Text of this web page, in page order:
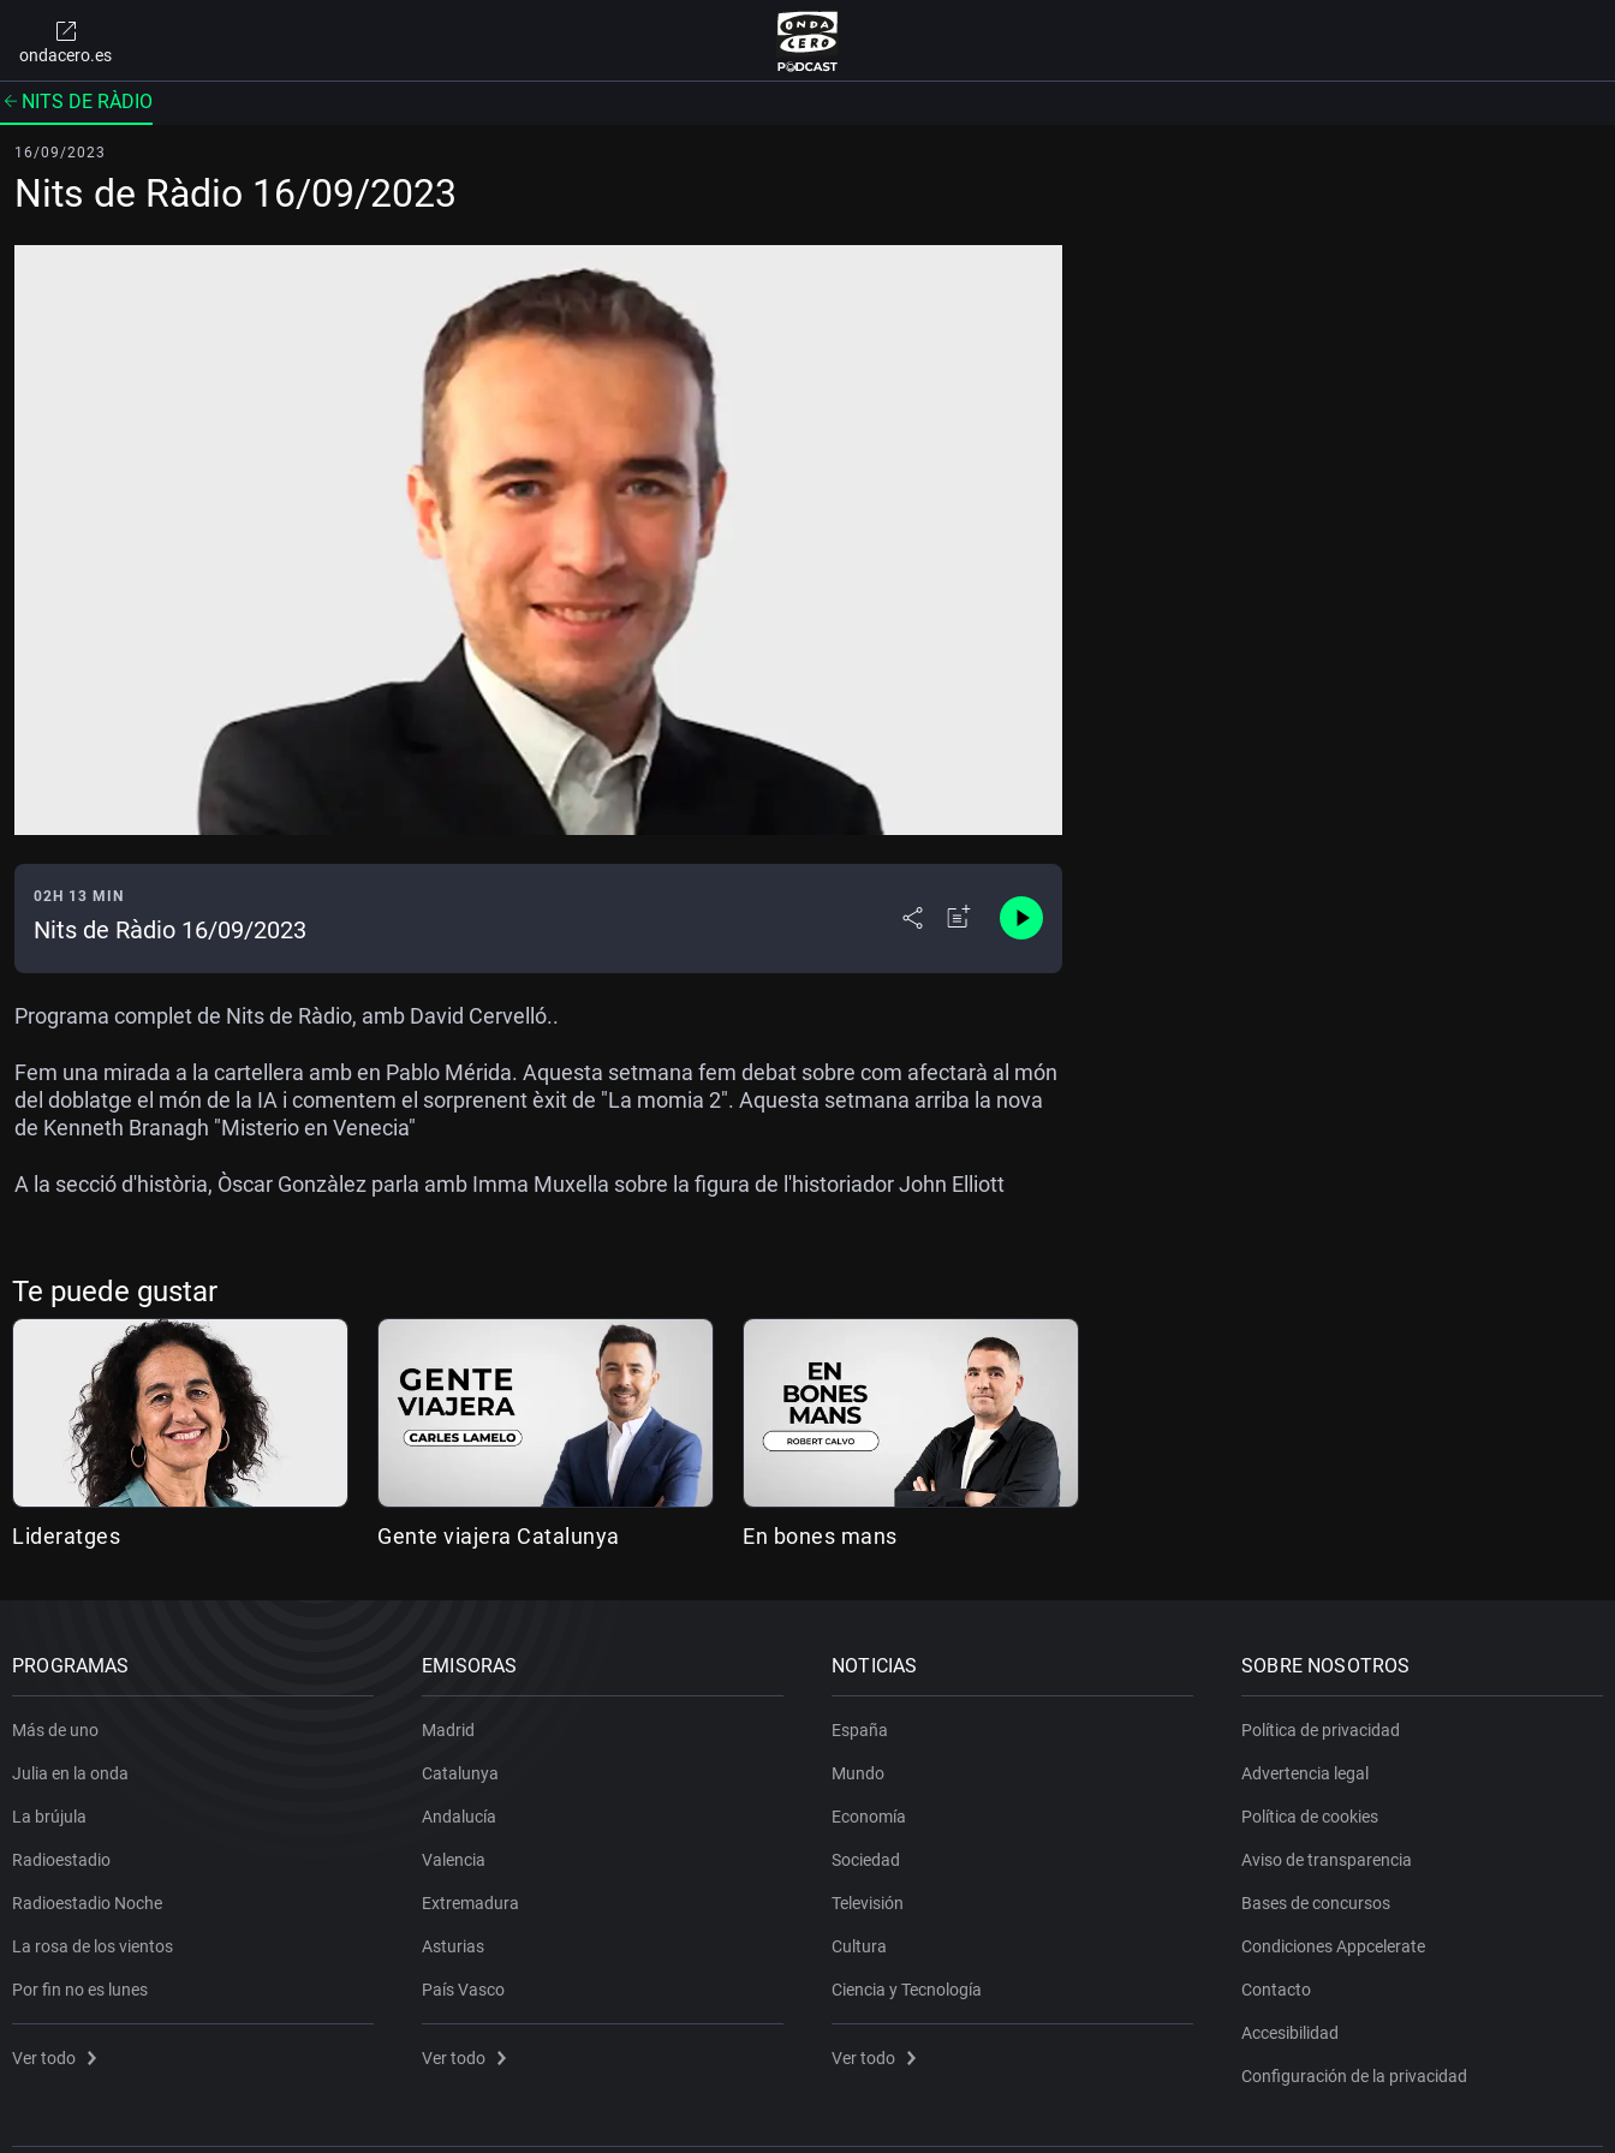
ondacero.es
NITS DE RÀDIO
16/09/2023
Nits de Ràdio 16/09/2023
02H 13 MIN
Nits de Ràdio 16/09/2023
Programa complet de Nits de Ràdio, amb David Cervelló..
Fem una mirada a la cartellera amb en Pablo Mérida. Aquesta setmana fem debat sobre com afectarà al món
del doblatge el món de la IA i comentem el sorprenent èxit de "La momia 2". Aquesta setmana arriba la nova
de Kenneth Branagh "Misterio en Venecia"
A la secció d'història, Òscar Gonzàlez parla amb Imma Muxella sobre la figura de l'historiador John Elliott
Te puede gustar
Lideratges Gente viajera Catalunya En bones mans
PROGRAMAS
Más de uno
Julia en la onda
La brújula
Radioestadio
Radioestadio Noche
La rosa de los vientos
Por fin no es lunes
Ver todo
EMISORAS
Madrid
Catalunya
Andalucía
Valencia
Extremadura
Asturias
País Vasco
Ver todo
NOTICIAS
España
Mundo
Economía
Sociedad
Televisión
Cultura
Ciencia y Tecnología
Ver todo
SOBRE NOSOTROS
Política de privacidad
Advertencia legal
Política de cookies
Aviso de transparencia
Bases de concursos
Condiciones Appcelerate
Contacto
Accesibilidad
Configuración de la privacidad